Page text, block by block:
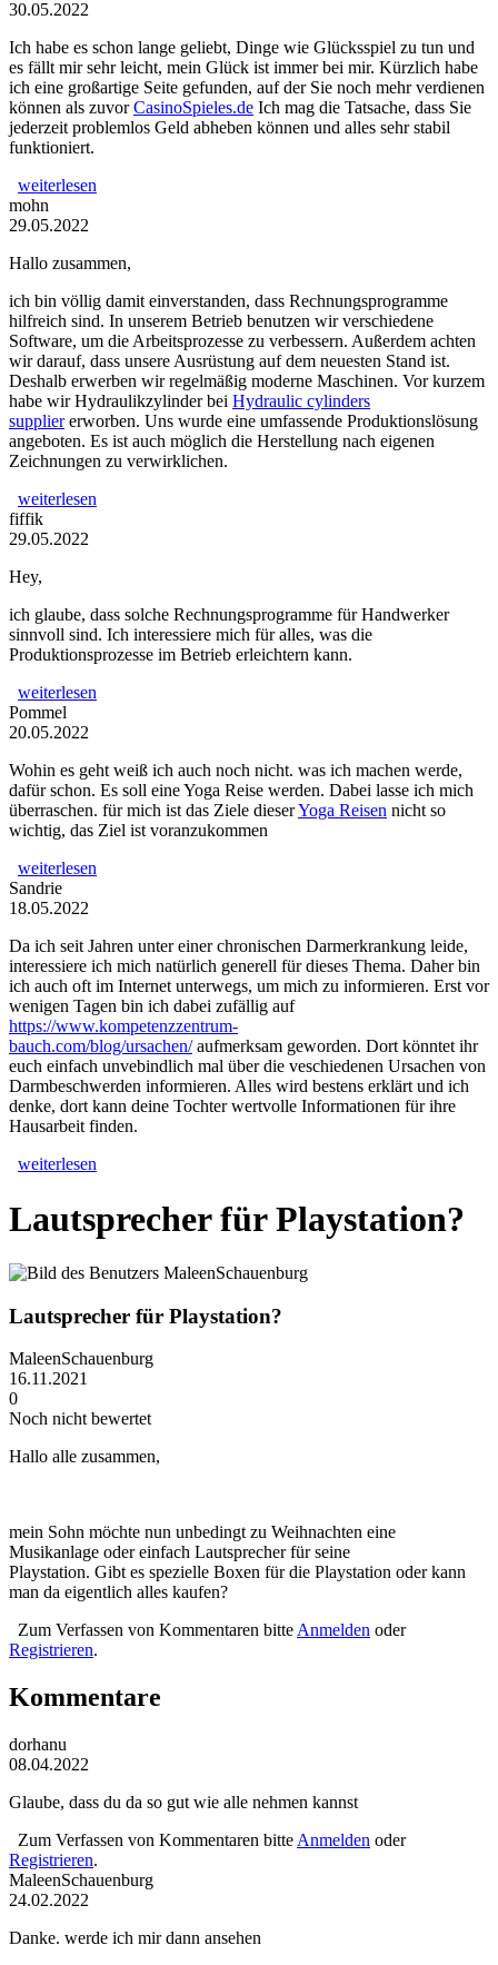
30.05.2022
Ich habe es schon lange geliebt, Dinge wie Glücksspiel zu tun und
es fällt mir sehr leicht, mein Glück ist immer bei mir. Kürzlich habe
ich eine großartige Seite gefunden, auf der Sie noch mehr verdienen
können als zuvorCasinoSpieles.de Ich mag die Tatsache, dass Sie
jederzeit problemlos Geld abheben können und alles sehr stabil
funktioniert.
weiterlesen
mohn
29.05.2022
Hallo zusammen,
ich bin völlig damit einverstanden, dass Rechnungsprogramme
hilfreich sind. In unserem Betrieb benutzen wir verschiedene
Software, um die Arbeitsprozesse zu verbessern. Außerdem achten
wir darauf, dass unsere Ausrüstung auf dem neuesten Stand ist.
Deshalb erwerben wir regelmäßig moderne Maschinen. Vor kurzem
habe wir Hydraulikzylinder bei Hydraulic cylinders
suppliererworben. Uns wurde eine umfassende Produktionslösung
angeboten. Es ist auch möglich die Herstellung nach eigenen
Zeichnungen zu verwirklichen.
weiterlesen
fiffik
29.05.2022
Hey,
ich glaube, dass solche Rechnungsprogramme für Handwerker
sinnvoll sind. Ich interessiere mich für alles, was die
Produktionsprozesse im Betrieb erleichtern kann.
weiterlesen
Pommel
20.05.2022
Wohin es geht weiß ich auch noch nicht. was ich machen werde,
dafür schon. Es soll eine Yoga Reise werden. Dabei lasse ich mich
überraschen. für mich ist das Ziele dieserYoga Reisen nicht so
wichtig, das Ziel ist voranzukommen
weiterlesen
Sandrie
18.05.2022
Da ich seit Jahren unter einer chronischen Darmerkrankung leide,
interessiere ich mich natürlich generell für dieses Thema. Daher bin
ich auch oft im Internet unterwegs, um mich zu informieren. Erst vor
wenigen Tagen bin ich dabei zufällig auf
https://www.kompetenzzentrum-
bauch.com/blog/ursachen/aufmerksam geworden. Dort könntet ihr
euch einfach unvebindlich mal über die veschiedenen Ursachen von
Darmbeschwerden informieren. Alles wird bestens erklärt und ich
denke, dort kann deine Tochter wertvolle Informationen für ihre
Hausarbeit finden.
weiterlesen
Lautsprecher für Playstation?
Lautsprecher für Playstation?
MaleenSchauenburg
16.11.2021
0
Noch nicht bewertet
Hallo alle zusammen,
mein Sohn möchte nun unbedingt zu Weihnachten eine
Musikanlage oder einfach Lautsprecher für seine
Playstation. Gibt es spezielle Boxen für die Playstation oder kann
man da eigentlich alles kaufen?
Zum Verfassen von Kommentaren bitteAnmelden oder
Registrieren.
Kommentare
dorhanu
08.04.2022
Glaube, dass du da so gut wie alle nehmen kannst
Zum Verfassen von Kommentaren bitte Anmelden oder
Registrieren.
MaleenSchauenburg
24.02.2022
Danke. werde ich mir dann ansehen